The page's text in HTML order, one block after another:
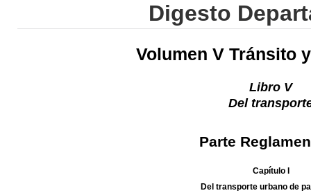
Digesto
Volumen V Tránsito
Libro V
Del
Parte
Capítulo I
Del transporte urbano de